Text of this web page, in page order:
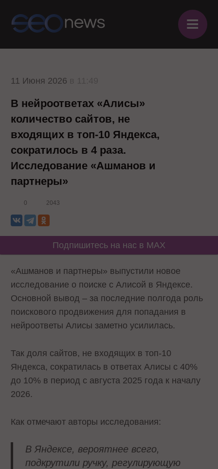
≡
11 Июня 2026
В нейроответах «Алисы»
количество сайтов, не
входящих в топ-10 Яндекса,
сократилось в 4 раза.
Исследование «Ашманов и
партнеры»
0 2043
Подпишитесь на нас в MAX
«Ашманов и партнеры» выпустили новое
исследование о поиске с Алисой в Яндексе.
Основной вывод – за последние полгода роль
поискового продвижения для попадания в
нейроответы Алисы заметно усилилась.
Так доля сайтов, не входящих в топ-10
Яндекса, сократилась в ответах Алисы с 40%
до 10% в период c августа 2025 года к началу
2026.
Как отмечают авторы исследования:
В Яндексе, вероятнее всего,
подкрутили ручку, регулирующую